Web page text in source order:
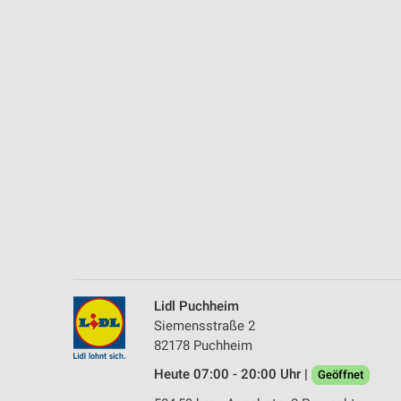
Lidl Puchheim
Siemensstraße 2
82178 Puchheim
Heute 07:00 - 20:00 Uhr |
Geöffnet
Performance
Funktional